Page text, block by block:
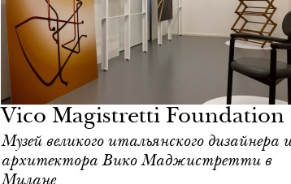
Vico Magistretti Foundation
Музей великого итальянского дизайнера и
архитектора Вико Маджистретти в
Милане